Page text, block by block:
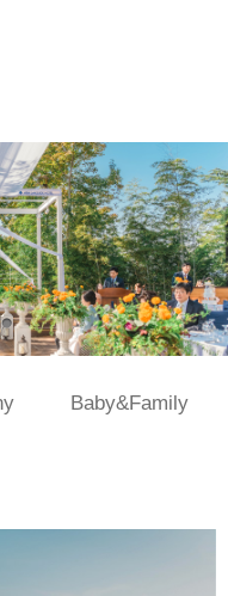
Baby&Family